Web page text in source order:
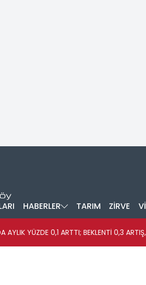
HABERLER TARIM ZİRVE
YÜZDE 0,1 ARTTI; BEKLENTİ 0,3